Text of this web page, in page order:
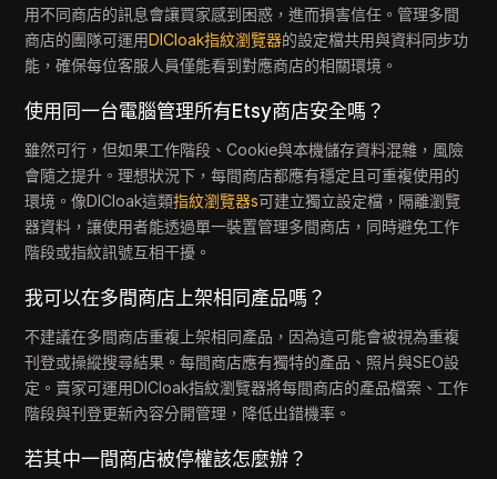
用不同商店的訊息會讓買家感到困惑，進而損害信任。管理多間
商店的團隊可運用DICloak指紋瀏覽器的設定檔共用與資料同步功
能，確保每位客服人員僅能看到對應商店的相關環境。
使用同一台電腦管理所有Etsy商店安全嗎？
雖然可行，但如果工作階段、Cookie與本機儲存資料混雜，風險
會隨之提升。理想狀況下，每間商店都應有穩定且可重複使用的
環境。像DICloak這類指紋瀏覽器s可建立獨立設定檔，隔離瀏覽
器資料，讓使用者能透過單一裝置管理多間商店，同時避免工作
階段或指紋訊號互相干擾。
我可以在多間商店上架相同產品嗎？
不建議在多間商店重複上架相同產品，因為這可能會被視為重複
刊登或操縱搜尋結果。每間商店應有獨特的產品、照片與SEO設
定。賣家可運用DICloak指紋瀏覽器將每間商店的產品檔案、工作
階段與刊登更新內容分開管理，降低出錯機率。
若其中一間商店被停權該怎麼辦？